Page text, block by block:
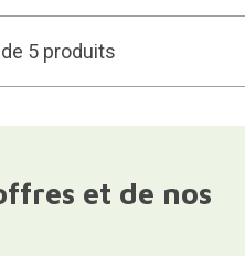
5 produits
et de nos